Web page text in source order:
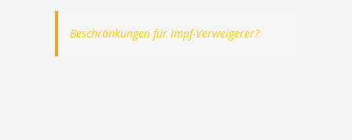
Beschränkungen für Impf-Verweigerer?